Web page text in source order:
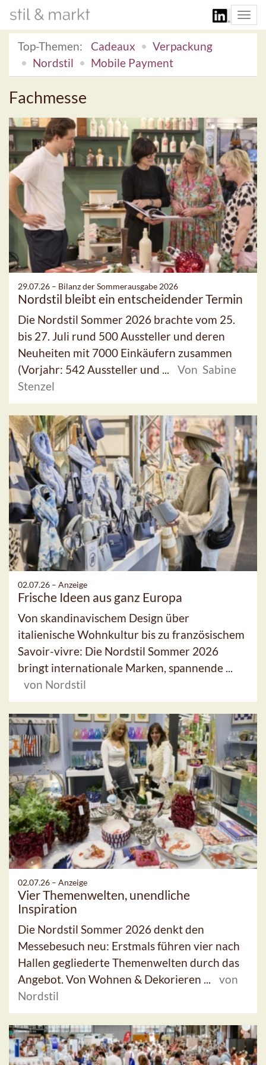
Top-Themen:
Cadeaux
Verpackung
Nordstil
Mobile Payment
Fachmesse
29.07.26 – Bilanz der Sommerausgabe 2026
Nordstil bleibt ein entscheidender Termin
Die Nordstil Sommer 2026 brachte vom 25.
bis 27. Juli rund 500 Aussteller und deren
Neuheiten mit 7000 Einkäufern zusammen
(Vorjahr: 542 Aussteller und ...
Von Sabine
Stenzel
02.07.26 – Anzeige
Frische Ideen aus ganz Europa
Von skandinavischem Design über
italienische Wohnkultur bis zu französischem
Savoir-vivre: Die Nordstil Sommer 2026
bringt internationale Marken, spannende ...
von Nordstil
02.07.26 – Anzeige
Vier Themenwelten, unendliche
Inspiration
Die Nordstil Sommer 2026 denkt den
Messebesuch neu: Erstmals führen vier nach
Hallen gegliederte Themenwelten durch das
Angebot. Von Wohnen & Dekorieren ...
von
Nordstil